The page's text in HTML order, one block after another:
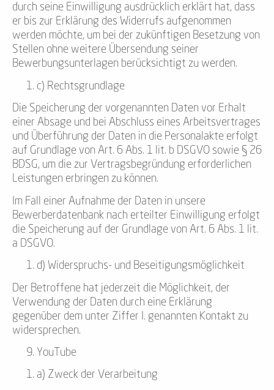
durch seine Einwilligung ausdrücklich erklärt hat, dass
er bis zur Erklärung des Widerrufs aufgenommen
werden möchte, um bei der zukünftigen Besetzung von
Stellen ohne weitere Übersendung seiner
Bewerbungsunterlagen berücksichtigt zu werden.
c) Rechtsgrundlage
Die Speicherung der vorgenannten Daten vor Erhalt
einer Absage und bei Abschluss eines Arbeitsvertrages
und Überführung der Daten in die Personalakte erfolgt
auf Grundlage von Art. 6 Abs. 1 lit. b DSGVO sowie § 26
BDSG, um die zur Vertragsbegründung erforderlichen
Leistungen erbringen zu können.
Im Fall einer Aufnahme der Daten in unsere
Bewerberdatenbank nach erteilter Einwilligung erfolgt
die Speicherung auf der Grundlage von Art. 6 Abs. 1 lit.
a DSGVO.
d) Widerspruchs- und Beseitigungsmöglichkeit
Der Betroffene hat jederzeit die Möglichkeit, der
Verwendung der Daten durch eine Erklärung
gegenüber dem unter Ziffer I. genannten Kontakt zu
widersprechen.
YouTube
a) Zweck der Verarbeitung